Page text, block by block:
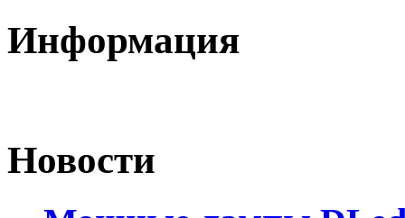
Информация
Новости